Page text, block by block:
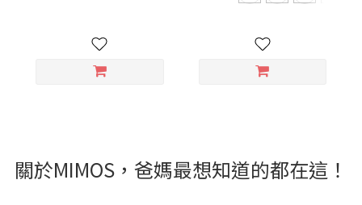
關於MIMOS，爸媽最想知道的都在這！